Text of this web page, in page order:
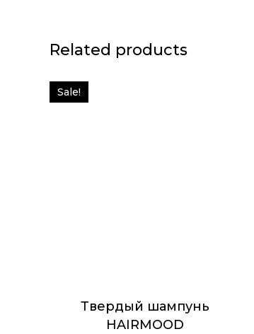
Related products
Sale!
Твердый шампунь
HAIRMOOD